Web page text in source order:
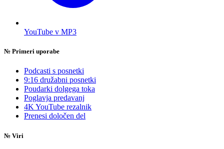
YouTube v MP3
№ Primeri uporabe
Podcasti s posnetki
9:16 družabni posnetki
Poudarki dolgega toka
Poglavja predavanj
4K YouTube rezalnik
Prenesi določen del
№ Viri